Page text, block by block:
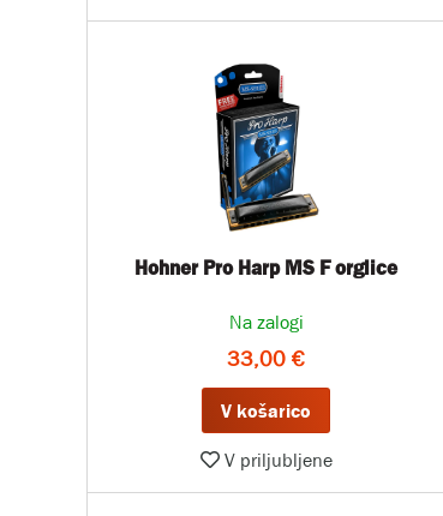
Hohner Pro Harp MS F orglice
Na zalogi
33,00 €
V košarico
V priljubljene